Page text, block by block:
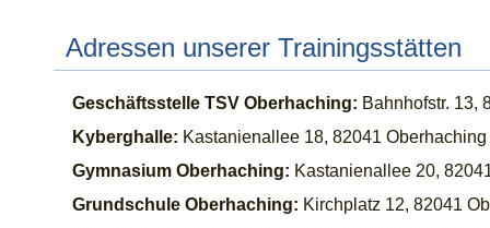
Adressen unserer Trainingsstätten
Geschäftsstelle TSV Oberhaching: Bahnhofstr. 13,
Kyberghalle: Kastanienallee 18, 82041 Oberhaching
Gymnasium Oberhaching: Kastanienallee 20,
Grundschule Oberhaching: Kirchplatz 12, 82041